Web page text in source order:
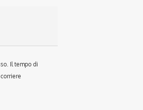
Il tempo di